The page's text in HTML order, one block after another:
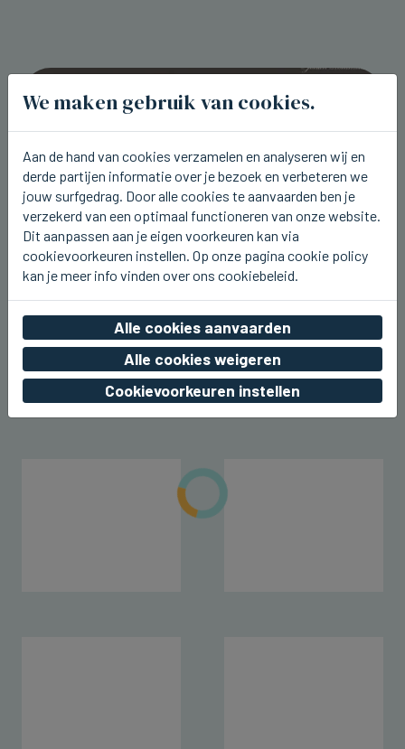
Aaron Blommaert komt nu zaterdag
naar Joe Paradice Beach
wo 05 augustus 2026, 20:49
We maken gebruik van cookies.
Aan de hand van cookies verzamelen en analyseren wij en
derde partijen informatie over je bezoek en verbeteren we
jouw surfgedrag. Door alle cookies te aanvaarden ben je
verzekerd van een optimaal functioneren van onze website.
Dit aanpassen aan je eigen voorkeuren kan via
cookievoorkeuren instellen. Op onze pagina cookie policy
kan je meer info vinden over ons cookiebeleid.
Alle cookies aanvaarden
Alle cookies weigeren
Cookievoorkeuren instellen